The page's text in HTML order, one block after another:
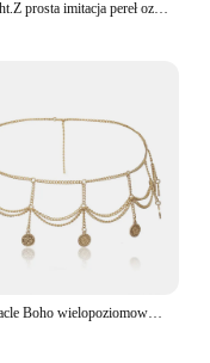
IngeSight.Z prosta imitacja pereł ozdobiony paciorkami krzyż Bikini łańcuchy na klatkę piersiową kobiety Sexy lato plaża talia łańcuchy brzucha biżuteria do ciała
Bls-miracle Boho wielopoziomowy złoty kolor monety wisiorek łańcuch talii dla kobiet moda biżuteria pas ciało łańcuchy Party prezent biżuteria